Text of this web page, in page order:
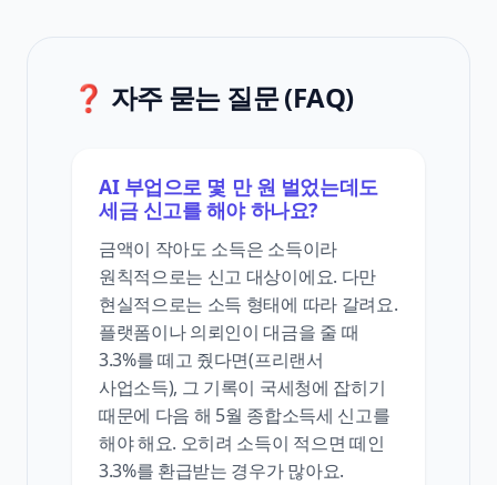
❓ 자주 묻는 질문 (FAQ)
AI 부업으로 몇 만 원 벌었는데도
세금 신고를 해야 하나요?
금액이 작아도 소득은 소득이라
원칙적으로는 신고 대상이에요. 다만
현실적으로는 소득 형태에 따라 갈려요.
플랫폼이나 의뢰인이 대금을 줄 때
3.3%를 떼고 줬다면(프리랜서
사업소득), 그 기록이 국세청에 잡히기
때문에 다음 해 5월 종합소득세 신고를
해야 해요. 오히려 소득이 적으면 떼인
3.3%를 환급받는 경우가 많아요.